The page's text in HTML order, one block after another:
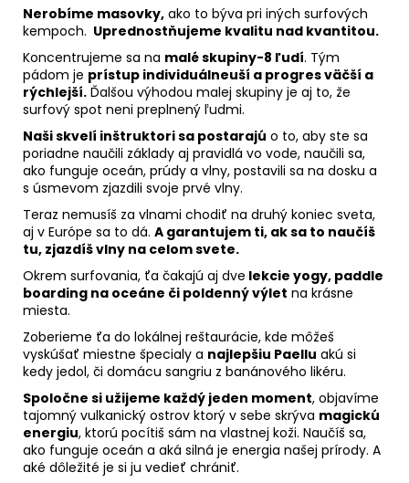
Nerobíme masovky, ako to býva pri iných surfových
kempoch. Uprednostňujeme kvalitu nad kvantitou.
Koncentrujeme sa na malé skupiny-8 ľudí. Tým
pádom je prístup individuálneuší a progres väčší a
rýchlejší. Ďalšou výhodou malej skupiny je aj to, že
surfový spot neni preplnený ľudmi.
Naši skvelí inštruktori sa postarajú o to, aby ste sa
poriadne naučili základy aj pravidlá vo vode, naučili sa,
ako funguje oceán, prúdy a vlny, postavili sa na dosku a
s úsmevom zjazdili svoje prvé vlny.
Teraz nemusíš za vlnami chodiť na druhý koniec sveta,
aj v Európe sa to dá. A garantujem ti, ak sa to naučíš
tu, zjazdíš vlny na celom svete.
Okrem surfovania, ťa čakajú aj dve lekcie yogy, paddle
boarding na oceáne či poldenný výlet na krásne
miesta.
Zoberieme ťa do lokálnej reštaurácie, kde môžeš
vyskúšať miestne špecialy a najlepšiu Paellu akú si
kedy jedol, či domácu sangriu z banánového likéru.
Spoločne si užijeme každý jeden moment, objavíme
tajomný vulkanický ostrov ktorý v sebe skrýva magickú
energiu, ktorú pocítiš sám na vlastnej koži. Naučíš sa,
ako funguje oceán a aká silná je energia našej prírody. A
aké dôležité je si ju vedieť chrániť.